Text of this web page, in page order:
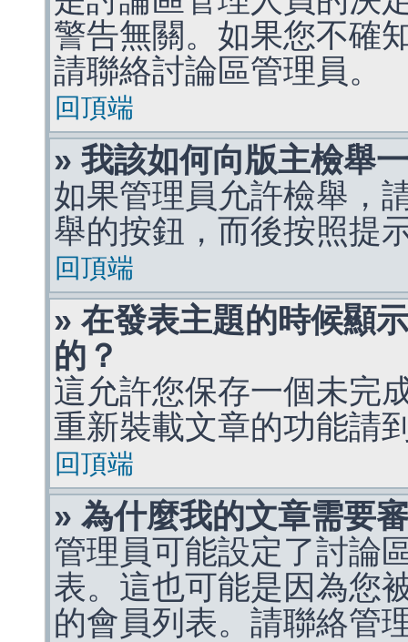
警告無關。如果您不確
請聯絡討論區管理員。
回頂端
» 我該如何向版主檢舉
如果管理員允許檢舉，
舉的按鈕，而後按照提
回頂端
» 在發表主題的時候顯
的？
這允許您保存一個未完
重新裝載文章的功能請
回頂端
» 為什麼我的文章需要
管理員可能設定了討論
表。這也可能是因為您
的會員列表。請聯絡管